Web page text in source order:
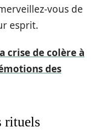
vous de
esprit.
crise de colère à
des
rituels